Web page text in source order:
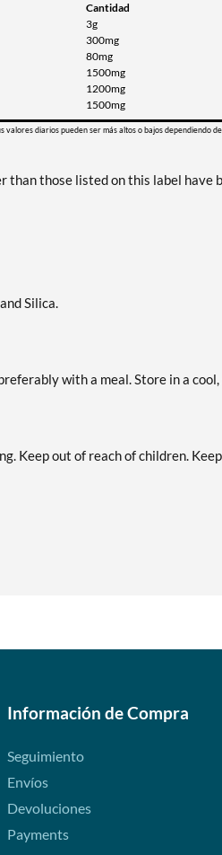
Cantidad
3g
300mg
80mg
1500mg
1200mg
1500mg
diarios pueden ser más altos o bajos dependiendo
those listed on this label have
Silica.
with a meal. Store in a
Keep out of reach of children.
Información de Compra
Seguimiento
Envíos
Devoluciones
Payments